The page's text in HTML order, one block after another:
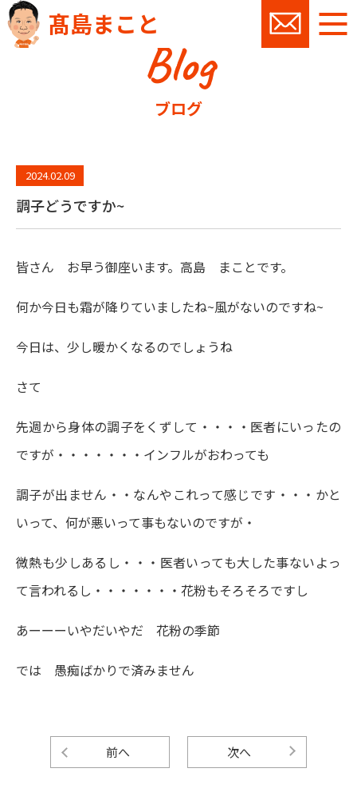
髙島まこと
Blog
ブログ
2024.02.09
調子どうですか~
皆さん お早う御座います。高島 まことです。
何か今日も霜が降りていましたね~風がないのですね~
今日は、少し暖かくなるのでしょうね
さて
先週から身体の調子をくずして・・・・医者にいったの
ですが・・・・・・・インフルがおわっても
調子が出ません・・なんやこれって感じです・・・かと
いって、何が悪いって事もないのですが・
微熱も少しあるし・・・医者いっても大した事ないよっ
て言われるし・・・・・・・花粉もそろそろですし
あーーーいやだいやだ 花粉の季節
では 愚痴ばかりで済みません
前へ 次へ